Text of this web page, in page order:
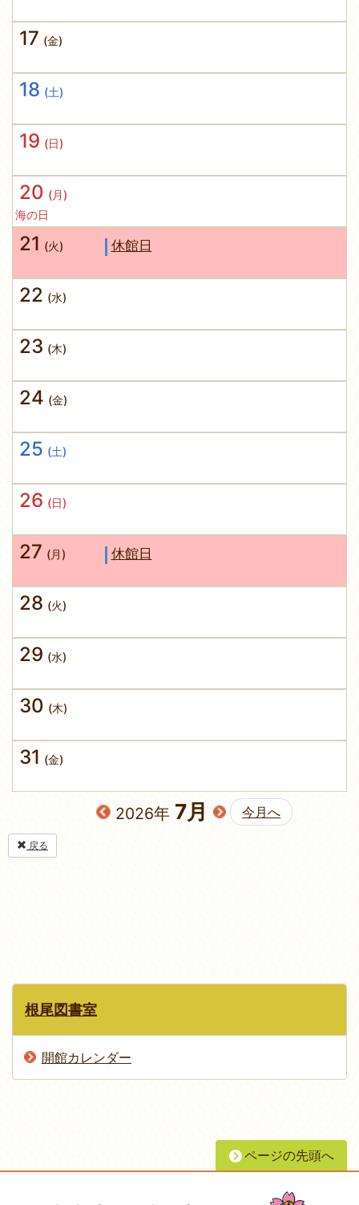
17 (金)
18 (土)
19 (日)
20 (月)
海の日
21 (火) 休館日
22 (水)
23 (木)
24 (金)
25 (土)
26 (日)
27 (月) 休館日
28 (火)
29 (水)
30 (木)
31 (金)
2026年 7月 今月へ
戻る
根尾図書室
開館カレンダー
ページの先頭へ